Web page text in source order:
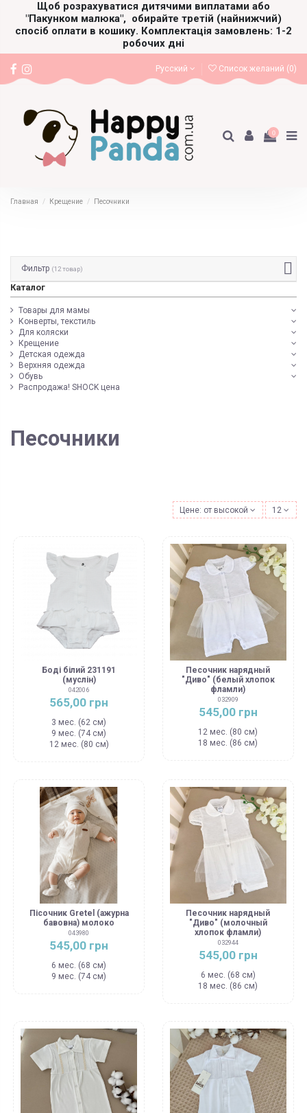
Щоб розрахуватися дитячими виплатами або
"Пакунком малюка", обирайте третій (найнижчий)
спосіб оплати в кошику. Комплектація замовлень: 1-2
робочих дні
Русский Список желаний (0)
0
Главная Крещение Песочники
Песочники
Цене: от высокой к низкой
12
Боді білий 231191
(муслін)
042006
565,00 грн
3 мес. (62 см)
9 мес. (74 см)
12 мес. (80 см)
Песочник нарядный
"Диво" (белый хлопок
фламли)
032909
545,00 грн
12 мес. (80 см)
18 мес. (86 см)
Пісочник Gretel (ажурна
бавовна) молоко
043980
545,00 грн
6 мес. (68 см)
9 мес. (74 см)
Песочник нарядный
"Диво" (молочный
хлопок фламли)
032944
545,00 грн
6 мес. (68 см)
18 мес. (86 см)
Фильтр (12 товар)
Каталог
Товары для мамы
Конверты, текстиль
Для коляски
Крещение
Детская одежда
Верхняя одежда
Обувь
Распродажа! SHOCK цена